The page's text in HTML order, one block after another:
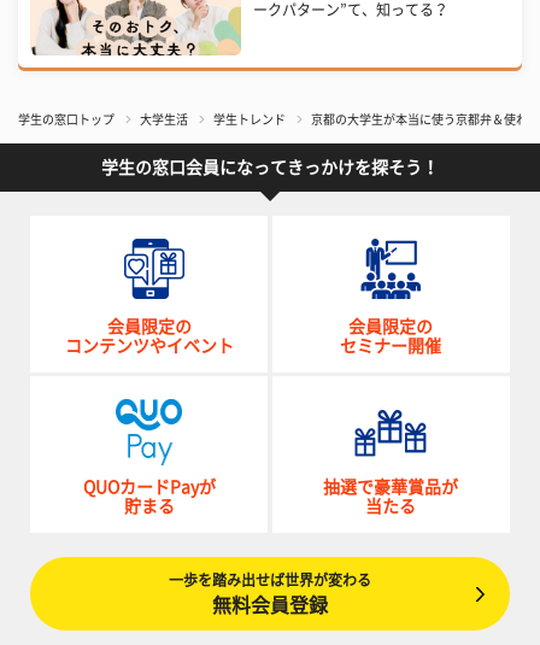
ークパターン”て、知ってる？
学生の窓口トップ 大学生活 学生トレンド 京都の大学生が本当に使う京都弁＆使わ
学生の窓口会員になってきっかけを探そう！
会員限定の
コンテンツやイベント
会員限定の
セミナー開催
QUOカードPayが
貯まる
抽選で豪華賞品が
当たる
一歩を踏み出せば世界が変わる
無料会員登録